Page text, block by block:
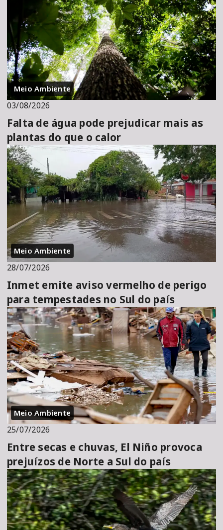
Meio Ambiente
03/08/2026
Falta de água pode prejudicar mais as
plantas do que o calor
Meio Ambiente
28/07/2026
Inmet emite aviso vermelho de perigo
para tempestades no Sul do país
Meio Ambiente
25/07/2026
Entre secas e chuvas, El Niño provoca
prejuízos de Norte a Sul do país